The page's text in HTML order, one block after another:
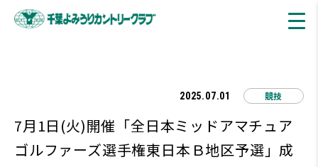
7月1日(火)開催「全日本ミッドアマチュア
ゴルファーズ選手権東日本Ｂ地区予選」成
2025.07.01 競技